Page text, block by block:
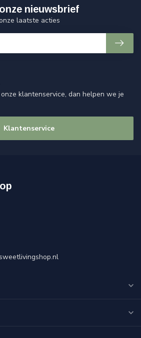
klantenservice, dan helpen we je
Klantenservice
nieuwsbrief
laatste acties